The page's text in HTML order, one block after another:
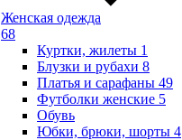
Женская одежда
68
Куртки, жилеты 1
Блузки и рубахи 8
Платья и сарафаны 49
Футболки женские 5
Обувь
Юбки, брюки, шорты 4